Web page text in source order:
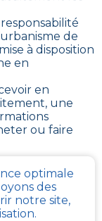
de
à disposition
en
en
une
ou faire
interactif
en
optimale
des
notre site,